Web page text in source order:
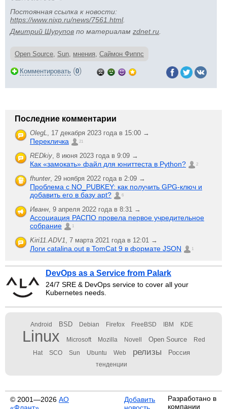
Постоянная ссылка к новости:
https://www.nixp.ru/news/7561.html.
Дмитрий Шурупов по материалам zdnet.ru
Open Source, Sun, мнения, Саймон Фиппс
Комментировать (0)
Последние комментарии
OlegL, 17 декабря 2023 года в 15:00 →
Перекличка 21
REDkiy, 8 июня 2023 года в 9:09 →
Как «замокать» файл для юниттеста в Python? 2
fhunter, 29 ноября 2022 года в 2:09 →
Проблема с NO_PUBKEY: как получить GPG-ключ и
добавить его в базу apt?
6
Иванн, 9 апреля 2022 года в 8:31 →
Ассоциация РАСПО провела первое учредительное
собрание
1
Kiri11.ADV1, 7 марта 2021 года в 12:01 →
Логи catalina.out в TomCat 9 в формате JSON 1
DevOps as a Service from Palark
24/7 SRE & DevOps service to cover all your
Kubernetes needs.
Android BSD Debian Firefox FreeBSD IBM KDE
Linux Microsoft Mozilla Novell Open Source Red
Hat SCO Sun Ubuntu Web релизы Россия
тенденции
© 2001—2026 АО
Добавить
Разработано в
компании